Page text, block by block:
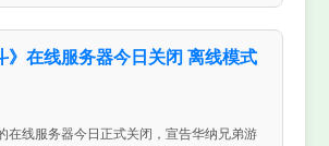
》在线服务器今日关闭 离线模式
在线服务器今日正式关闭，宣告华纳兄弟游